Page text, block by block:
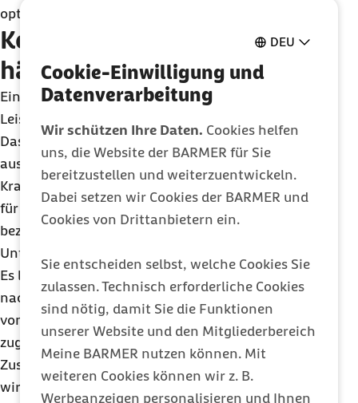
DEU
Cookie-Einwilligung und
Datenverarbeitung
Wir schützen Ihre Daten. Cookies helfen
uns, die Website der BARMER für Sie
bereitzustellen und weiterzuentwickeln.
Dabei setzen wir Cookies der BARMER und
Cookies von Drittanbietern ein.
Sie entscheiden selbst, welche Cookies Sie
zulassen. Technisch erforderliche Cookies
sind nötig, damit Sie die Funktionen
unserer Website und den Mitgliederbereich
Meine BARMER nutzen können. Mit
weiteren Cookies können wir z. B.
Werbeanzeigen personalisieren und Ihnen
optimieren.
Keine Kassenleistung aber
häufig bezuschusst
Eine Sportmedizinische Untersuchung ist keine
Leistung der gesetzlichen Krankenversicherung.
Das heißt, Patientinnen und Patienten müssen sie
aus eigener Tasche bezahlen. Viele gesetzlichen
Krankenkassen belohnen ihre Versicherten aber
für gesundheitsfördernde Aktivitäten und
bezuschussen eine Sportmedizinische
Untersuchung im Rahmen ihrer Bonusprogramme.
Es lohnt sich also bei der Krankenkasse
nachzufragen. Wichtig ist, dass die Untersuchung
von einer zugelassenen Vertragsärztin oder einem
zugelassenen Vertragsarzt mit der
Zusatzbezeichnung „Sportmedizin“ durchgeführt
wird.